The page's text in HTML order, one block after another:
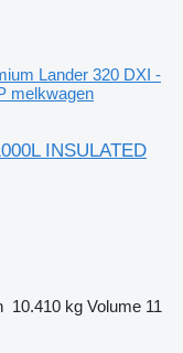
Lander 320 DXI -
melkwagen
INSULATED
10.410 kg Volume 11